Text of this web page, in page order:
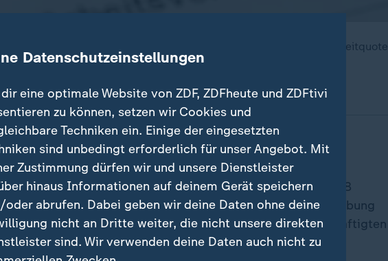
in Deutschland hält an: Im vergangenen Jahr erreichte die Teilzeitquote
mit 31,9 Prozent einen Höchststand.
sich "leer und ausgebrannt"
laut der Umfrage im Durchschnitt 37,1 Stunden, Frauen 30,8
wie die der Deutschen Presse-Agentur vorliegende Erhebung
der weiblichen, aber nur 36 Prozent der männlichen Beschäftigten
und Erziehung eines Kindes eingebunden.
Datenschutzeinstellungen
eine optimale Website von ZDF, ZDFheute und ZDFtivi
zu können, setzen wir Cookies und
Techniken ein. Einige der eingesetzten
sind unbedingt erforderlich für unser Angebot. Mit
Zustimmung dürfen wir und unsere Dienstleister
hinaus Informationen auf deinem Gerät speichern
oder abrufen. Dabei geben wir deine Daten ohne deine
nicht an Dritte weiter, die nicht unsere direkten
sind. Wir verwenden deine Daten auch nicht zu